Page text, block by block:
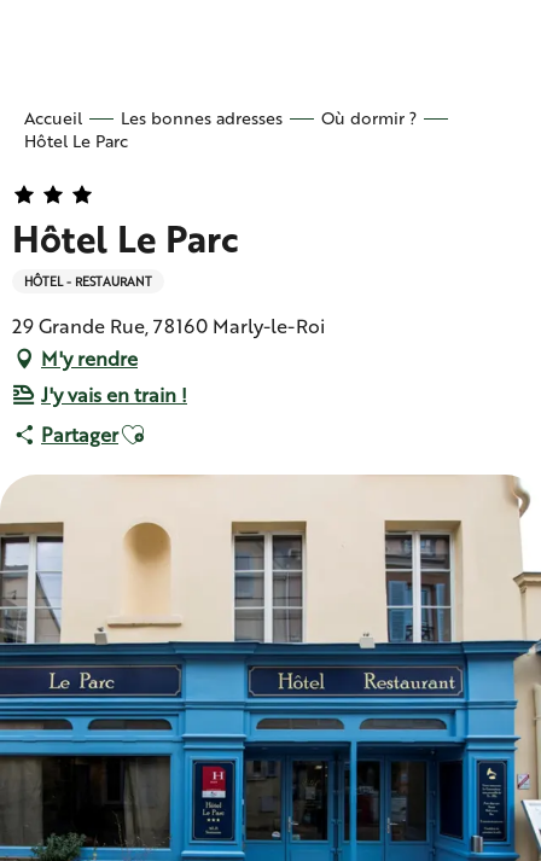
Accueil Les bonnes adresses
Où dormir ?
Hôtel Le Parc
Hôtel Le Parc
HÔTEL - RESTAURANT
29 Grande Rue, 78160 Marly-le-Roi
M'y rendre
J'y vais en train !
PartagerAjouter aux favoris